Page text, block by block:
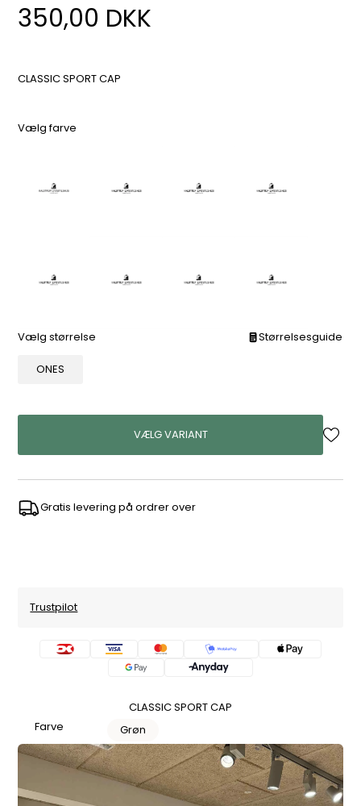
350,00 DKK
CLASSIC SPORT CAP
Vælg farve
Vælg størrelse Størrelsesguide
ONES
VÆLG VARIANT
Gratis levering på ordrer over
Trustpilot
CLASSIC SPORT CAP
Farve
Grøn